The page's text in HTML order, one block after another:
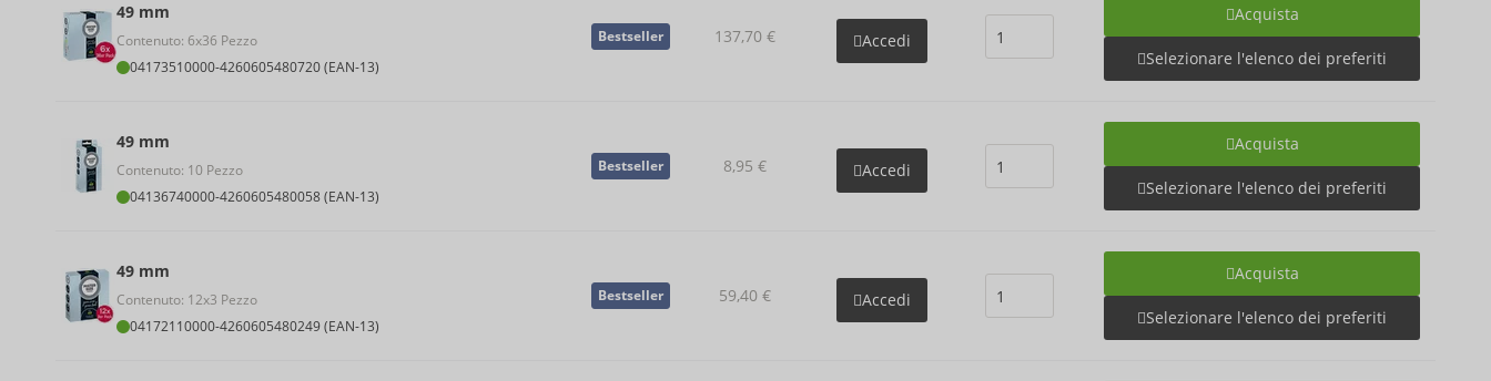
49 mm
Contenuto: 6x36 Pezzo
04173510000-4260605480720 (EAN-13)
Bestseller 137,70 € Accedi
Acquista
Selezionare l'elenco dei preferiti
49 mm
Contenuto: 10 Pezzo
04136740000-4260605480058 (EAN-13)
Bestseller 8,95 € Accedi
Acquista
Selezionare l'elenco dei preferiti
49 mm
Contenuto: 12x3 Pezzo
04172110000-4260605480249 (EAN-13)
Bestseller 59,40 € Accedi
Acquista
Selezionare l'elenco dei preferiti